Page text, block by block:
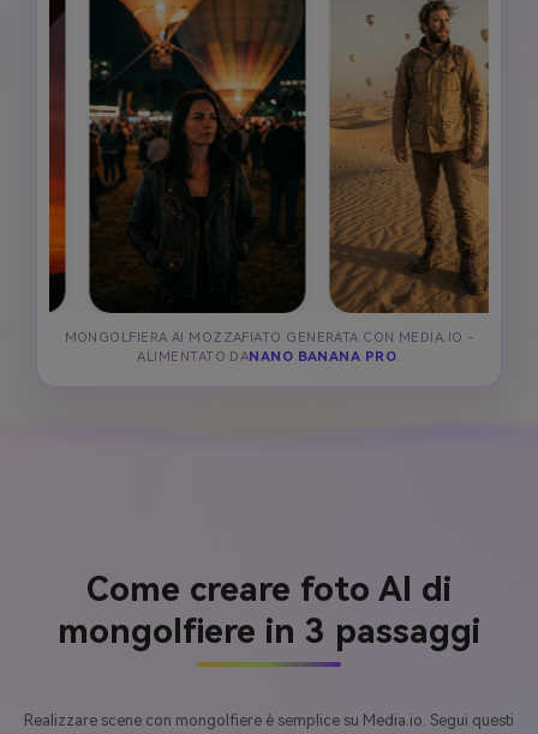
MONGOLFIERA AI MOZZAFIATO GENERATA CON MEDIA.IO -
ALIMENTATO DANANO BANANA PRO.
Come creare foto AI di
mongolfiere in 3 passaggi
Realizzare scene con mongolfiere è semplice su Media.io. Segui questi